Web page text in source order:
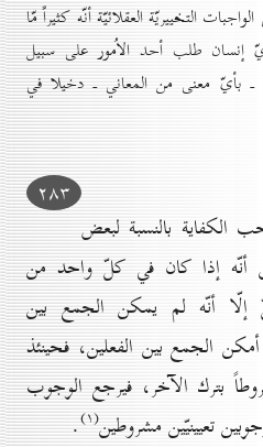
التخييريّة العقلائيّة أنّه كثيراً مّا
إنسان طلب أحد الاُمور على سبيل
ـ بأيّ معنى من المعاني ـ دخيلا في
۲۸۳
الكفاية بالنسبة لبعض
أنّه إذا كان في كلّ واحد من
إلّا أنّه لم يمكن الجمع بين
أمكن الجمع بين الفعلين، فحينئذ
بترك الآخر، فيرجع الوجوب
تعيينيّين مشروطين(۱) .